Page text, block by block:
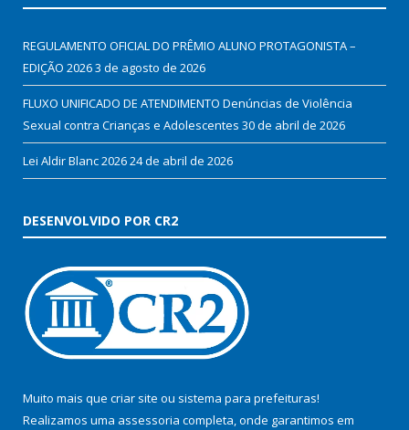
REGULAMENTO OFICIAL DO PRÊMIO ALUNO PROTAGONISTA –
EDIÇÃO 20263 de agosto de 2026
FLUXO UNIFICADO DE ATENDIMENTO Denúncias de Violência
Sexual contra Crianças e Adolescentes 30 de abril de 2026
Lei Aldir Blanc 202624 de abril de 2026
DESENVOLVIDO POR CR2
Muito mais que criar site ou sistema para prefeituras!
Realizamos uma assessoria completa, onde garantimos em